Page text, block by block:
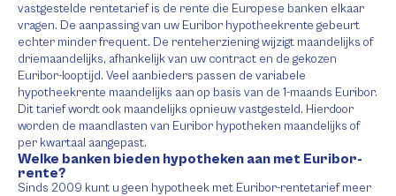
vastgestelde rentetarief is de rente die Europese banken elkaar
vragen. De aanpassing van uw Euribor hypotheekrente gebeurt
echter minder frequent. De renteherziening wijzigt maandelijks of
driemaandelijks, afhankelijk van uw contract en de gekozen
Euribor-looptijd. Veel aanbieders passen de variabele
hypotheekrente maandelijks aan op basis van de 1-maands Euribor.
Dit tarief wordt ook maandelijks opnieuw vastgesteld. Hierdoor
worden de maandlasten van Euribor hypotheken maandelijks of
per kwartaal aangepast.
Welke banken bieden hypotheken aan met Euribor-
rente?
Sinds 2009 kunt u geen hypotheek met Euribor-rentetarief meer